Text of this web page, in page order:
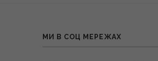
МИ В СОЦ МЕРЕЖАХ